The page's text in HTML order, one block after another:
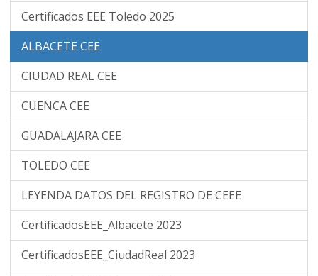
Certificados EEE Toledo 2025
ALBACETE CEE
CIUDAD REAL CEE
CUENCA CEE
GUADALAJARA CEE
TOLEDO CEE
LEYENDA DATOS DEL REGISTRO DE CEEE
CertificadosEEE_Albacete 2023
CertificadosEEE_CiudadReal 2023